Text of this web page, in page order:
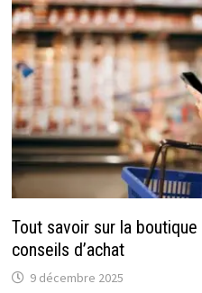
Tout savoir sur la
conseils d’achat
9 décembre 2025